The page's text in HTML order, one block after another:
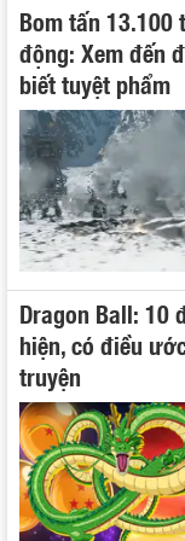
Bom tấn 13.100
động: Xem đến
biết tuyệt phẩm
Dragon Ball: 10
hiện, có điều
truyện